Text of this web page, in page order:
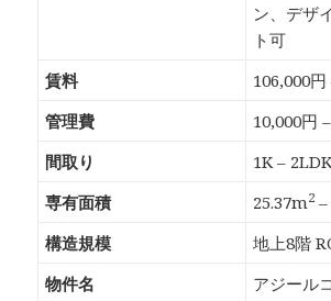
ン、デザ
ト可
賃料
106,000
管理費
10,000円
間取り
1K –
専有面積
25.37m2
構造規模
地上8階
物件名
アジール